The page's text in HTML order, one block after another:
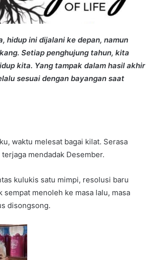
hidup ini dijalani ke depan, namun
Setiap penghujung tahun, kita
kita. Yang tampak dalam hasil akhir
sesuai dengan bayangan saat
waktu melesat bagai kilat. Serasa
mendadak Desember.
kulukis satu mimpi, resolusi baru
sempat menoleh ke masa lalu, masa
disongsong.